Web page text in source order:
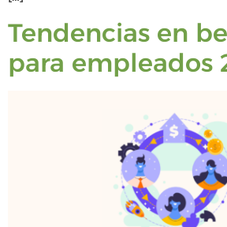
Tendencias en
para empleados